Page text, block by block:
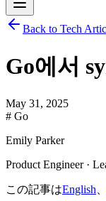
Back to Tech
Go에서
May 31, 2025
# Go
Emily Parker
Product Engineer ·
この記事はEnglish